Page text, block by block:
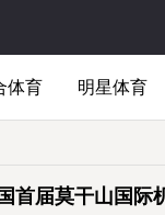
体育 明星体育
首届莫干山国际